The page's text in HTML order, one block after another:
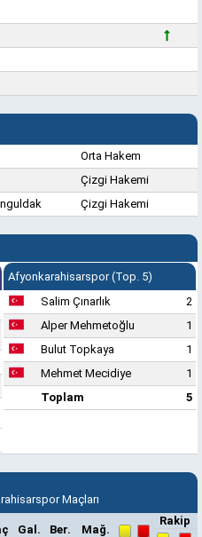
Orta Hakem
Çizgi Hakemi
Çizgi Hakemi
Afyonkarahisarspor (Top. 5)
Salim Çınarlık
2
Alper Mehmetoğlu
1
Bulut Topkaya
1
Mehmet Mecidiye
1
Toplam
5
Maçları
Gal. Ber. Mağ.
Rakip